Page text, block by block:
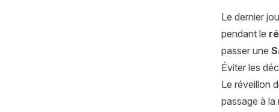
Le dernier
pendant le
passer une
Éviter les
Le réveillon
passage à